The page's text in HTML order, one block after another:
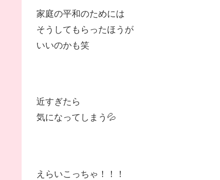
家庭の平和のためには
そうしてもらったほうが
いいのかも笑
近すぎたら
気になってしまう💦
えらいこっちゃ！！！